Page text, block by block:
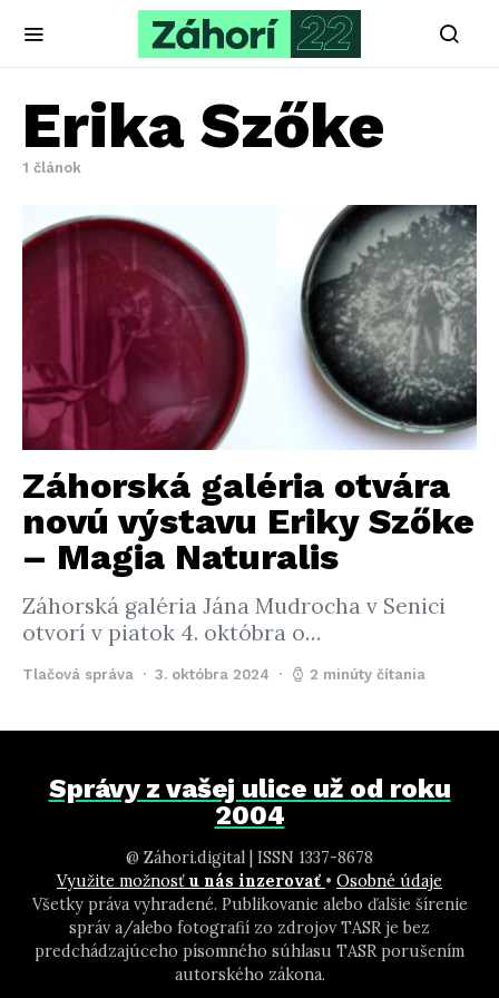
Erika Szőke
1 článok
Záhorská galéria otvára
novú výstavu Eriky Szőke
– Magia Naturalis
Záhorská galéria Jána Mudrocha v Senici
otvorí v piatok 4. októbra o…
Tlačová správa 3. októbra 2024 2 minúty čítania
Správy z vašej ulice už od roku
2004
@ Záhori.digital | ISSN 1337-8678
Využite možnosť u nás inzerovať • Osobné údaje
Všetky práva vyhradené. Publikovanie alebo ďalšie šírenie
správ a/alebo fotografií zo zdrojov TASR je bez
predchádzajúceho písomného súhlasu TASR porušením
autorského zákona.